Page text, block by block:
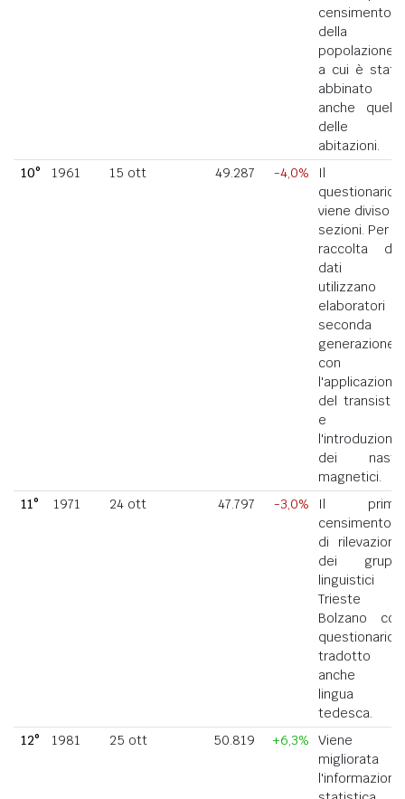
censimento
della
popolazione
a cui è stato
abbinato
anche quello
delle
abitazioni.
10°
1961 15 ott 49.287 -4,0%
Il
questionario
viene diviso in
sezioni. Per la
raccolta dei
dati si
utilizzano
elaboratori di
seconda
generazione
con
l'applicazione
del transistor
e
l'introduzione
dei nastri
magnetici.
11°
1971 24 ott 47.797 -3,0%
Il primo
censimento
di rilevazione
dei gruppi
linguistici di
Trieste e
Bolzano con
questionario
tradotto
anche in
lingua
tedesca.
12°
1981 25 ott 50.819 +6,3%
Viene
migliorata
l'informazione